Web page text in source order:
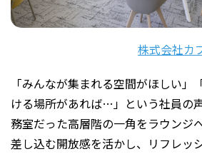
株式会社カ
「みんなが集まれる空間がほしい」
ける場所があれば…」という社員の
務室だった高層階の一角をラウンジ
差し込む開放感を活かし、リフレッ